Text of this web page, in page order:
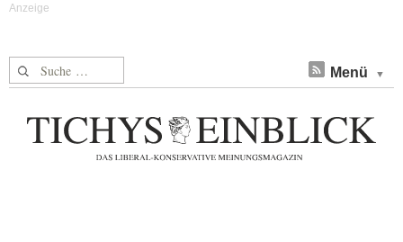
Suche nach: Menü